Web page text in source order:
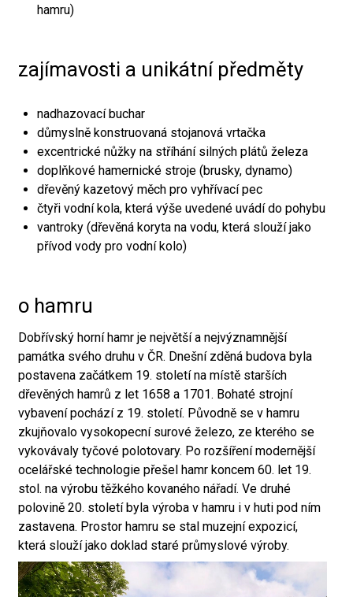
hamru)
zajímavosti a unikátní předměty
nadhazovací buchar
důmyslně konstruovaná stojanová vrtačka
excentrické nůžky na stříhání silných plátů železa
doplňkové hamernické stroje (brusky, dynamo)
dřevěný kazetový měch pro vyhřívací pec
čtyři vodní kola, která výše uvedené uvádí do pohybu
vantroky (dřevěná koryta na vodu, která slouží jako
přívod vody pro vodní kolo)
o hamru
Dobřívský horní hamr je největší a nejvýznamnější
památka svého druhu v ČR. Dnešní zděná budova byla
postavena začátkem 19. století na místě starších
dřevěných hamrů z let 1658 a 1701. Bohaté strojní
vybavení pochází z 19. století. Původně se v hamru
zkujňovalo vysokopecní surové železo, ze kterého se
vykovávaly tyčové polotovary. Po rozšíření modernější
ocelářské technologie přešel hamr koncem 60. let 19.
stol. na výrobu těžkého kovaného nářadí. Ve druhé
polovině 20. století byla výroba v hamru i v huti pod ním
zastavena. Prostor hamru se stal muzejní expozicí,
která slouží jako doklad staré průmyslové výroby.